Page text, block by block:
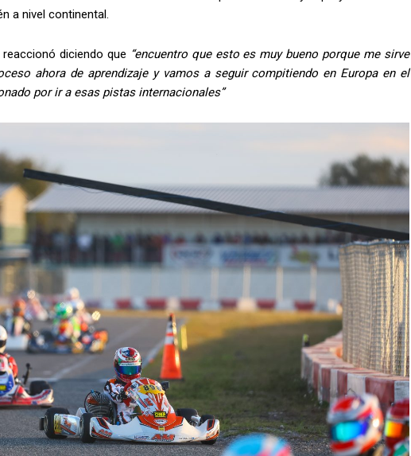
a nivel continental.
diciendo que “encuentro que esto es muy bueno porque me sirve
ahora de aprendizaje y vamos a seguir compitiendo en Europa en el
por ir a esas pistas internacionales”